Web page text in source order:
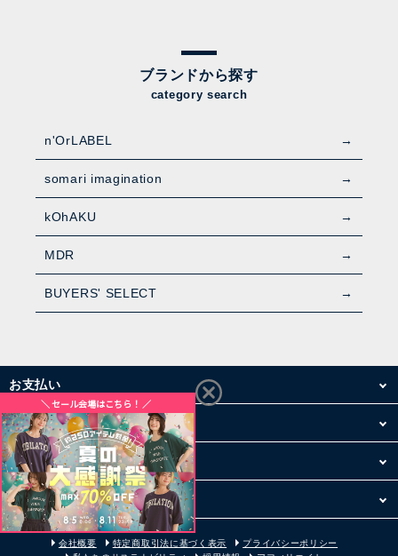
ブランドから探す
category search
n'OrLABEL
somari imagination
kOhAKU
MDR
BUYERS' SELECT
お支払い
配送・送料
お買い物について
その他
会社概要 特定商取引法に基づく表示
プライバシーポリシー